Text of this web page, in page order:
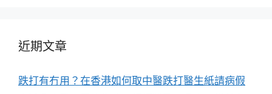
近期文章
跌打有冇用？在香港如何取中醫跌打醫生紙請病假